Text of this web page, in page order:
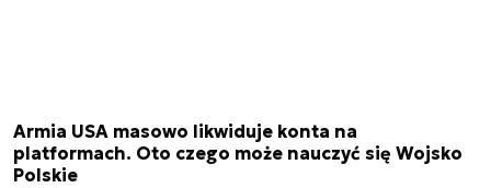
Armia USA masowo likwiduje konta na
platformach. Oto czego może nauczyć się Wojsko
Polskie